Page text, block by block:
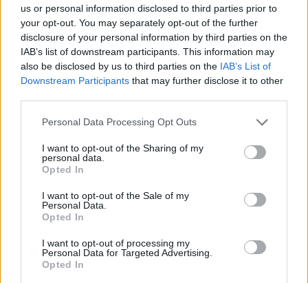
us or personal information disclosed to third parties prior to
your opt-out. You may separately opt-out of the further
disclosure of your personal information by third parties on the
IAB’s list of downstream participants. This information may
also be disclosed by us to third parties on the IAB’s List of
Downstream Participants that may further disclose it to other
Please note that this website/app uses one or more Google
not limited to your visit or usage behaviour. You may click to
grant or deny consent to Google and its third-party tags to
use your data for below specified purposes in below Google
consent section.
Personal Data Processing Opt Outs
I want to opt-out of the Sharing of my
personal data.
Opted In
I want to opt-out of the Sale of my
Personal Data.
Opted In
I want to opt-out of processing my
Personal Data for Targeted Advertising.
Opted In
5G próbaüzem indul
Tech | 2017.01.05 13:40
Tech| 2016.05.02 09:47
Úton az 5G felé
Biztonság| 2015.11.19 19:10